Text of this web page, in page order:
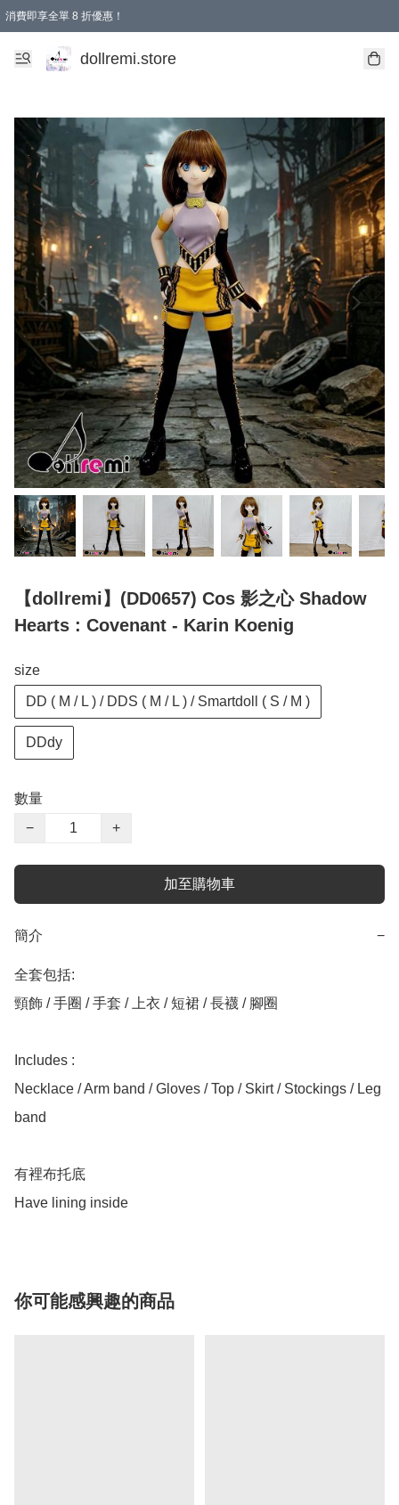
消費即享全單 8 折優惠！
購物滿 HKD 1500.00即享免運費優惠！（適用於 本地送貨、本地取貨、國際送貨 )
dollremi.store
【dollremi】(DD0657) Cos 影之心 Shadow
Hearts : Covenant - Karin Koenig
size
DD ( M / L ) / DDS ( M / L ) / Smartdoll ( S / M )
DDdy
數量
−
+
加至購物車
簡介 −
全套包括:
頸飾 / 手圈 / 手套 / 上衣 / 短裙 / 長襪 / 腳圈
Includes :
Necklace / Arm band / Gloves / Top / Skirt / Stockings / Leg
band
有裡布托底
你可能感興趣的商品